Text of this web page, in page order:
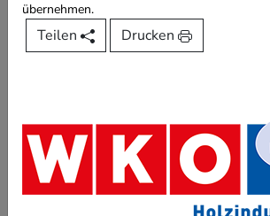
übernehmen.
Teilen Drucken